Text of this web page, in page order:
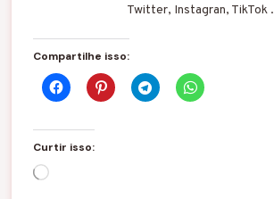
Twitter, Instagran, TikTok .
Compartilhe isso:
Curtir isso:
C